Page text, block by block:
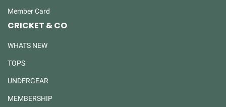
Member Card
CRICKET & CO
WHATS NEW
TOPS
UNDERGEAR
MEMBERSHIP